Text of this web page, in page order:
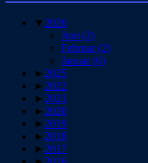
▼ 2026
Juni (2)
Februar(2)
Januar(6)
► 2025
► 2022
► 2021
► 2020
► 2019
► 2018
► 2017